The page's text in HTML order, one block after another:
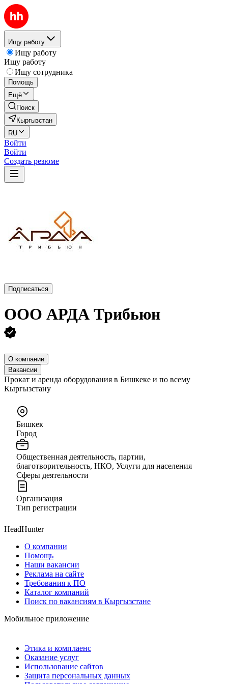
Ищу работу
Ищу работу
Ищу работу
Ищу сотрудника
Помощь
Ещё
Поиск
Кыргызстан
RU
Войти
Войти
Создать резюме
Подписаться
ООО АРДА Трибьюн
О компании
Вакансии
Прокат и аренда оборудования в Бишкеке и по всему
Кыргызстану
Бишкек
Город
Общественная деятельность, партии,
благотворительность, НКО, Услуги для населения
Сферы деятельности
Организация
Тип регистрации
HeadHunter
О компании
Помощь
Наши вакансии
Реклама на сайте
Требования к ПО
Каталог компаний
Поиск по вакансиям в Кыргызстане
Мобильное приложение
Этика и комплаенс
Оказание услуг
Использование сайтов
Защита персональных данных